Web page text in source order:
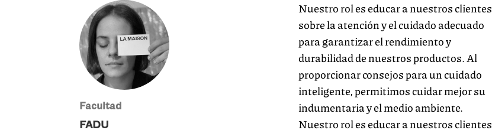
Facultad
FADU
Nuestro rol es educar a nuestros clientes
sobre la atención y el cuidado adecuado
para garantizar el rendimiento y
durabilidad de nuestros productos. Al
proporcionar consejos para un cuidado
inteligente, permitimos cuidar mejor su
indumentaria y el medio ambiente.
Nuestro rol es educar a nuestros clientes